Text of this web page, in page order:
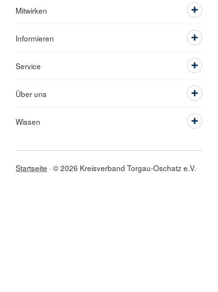
Mitwirken
Informieren
Service
Über uns
Wissen
Startseite © 2026 Kreisverband Torgau-Oschatz e.V.